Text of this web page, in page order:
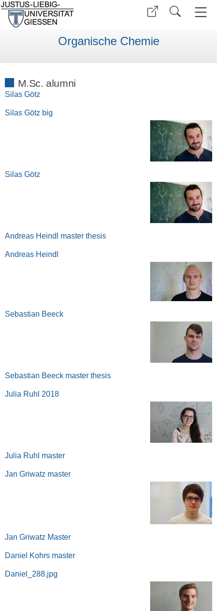
Organische Chemie
M.Sc. alumni
Silas Götz
Silas Götz big
Silas Götz
Andreas Heindl master thesis
Andreas Heindl
Sebastian Beeck
Sebastian Beeck master thesis
Julia Ruhl 2018
Julia Ruhl master
Jan Griwatz master
Jan Griwatz Master
Daniel Kohrs master
Daniel_288.jpg